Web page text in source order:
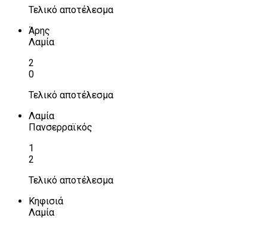
Τελικό αποτέλεσμα
Άρης
Λαμία
2
0
Τελικό αποτέλεσμα
Λαμία
Πανσερραϊκός
1
2
Τελικό αποτέλεσμα
Κηφισιά
Λαμία